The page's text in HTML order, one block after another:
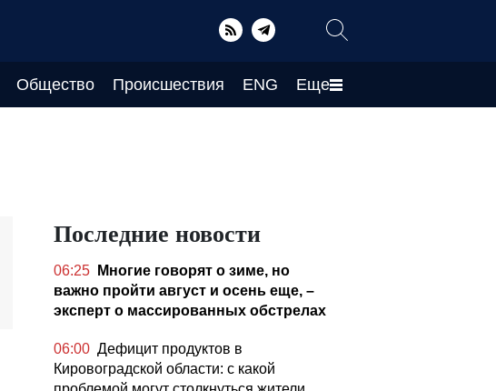
Общество Происшествия ENG Еще
Последние новости
06:25
Многие говорят о зиме, но
важно пройти август и осень еще, –
эксперт о массированных обстрелах
06:00 Дефицит продуктов в
Кировоградской области: с какой